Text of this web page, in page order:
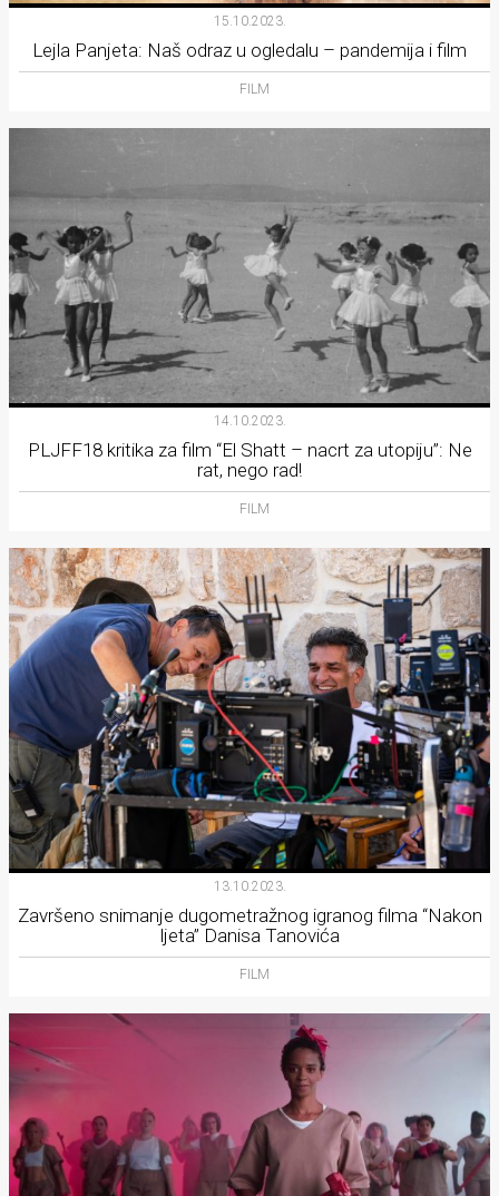
Beauty
Zdravlje
Za
stolom
Život
u
pokretu
Urban
Places
Aktivizam
Aktuelnosti
Promo
About
Urban
Magazin
15.10.2023.
Lejla Panjeta: Naš odraz u ogledalu – pandemija i film
FILM
14.10.2023.
PLJFF18 kritika za film “El Shatt – nacrt za utopiju”: Ne
rat, nego rad!
FILM
13.10.2023.
Završeno snimanje dugometražnog igranog filma “Nakon
ljeta” Danisa Tanovića
FILM